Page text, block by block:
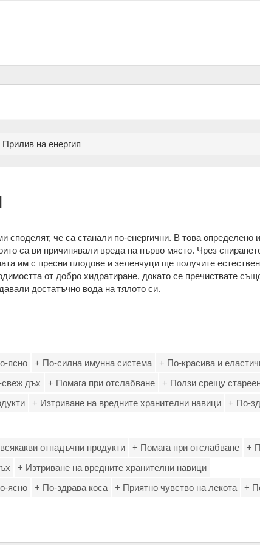
Прилив на енергия
споделят, че са станали по-енергични. В това определено
са ви причинявали вреда на първо място. Чрез
им с пресни плодове и зеленчуци ще получите
от добро хидратиране, докато се пречиствате
достатъчно вода на тялото си.
ясно + По-силна имунна система + По-красива и
дъх + Помага при отслабване + Ползи срещу
+ Изтриване на вредните хранителни навици + По-
отпадъчни продукти + Помага при отслабване
+
+ Изтриване на вредните хранителни навици
ясно
+ По-здрава коса + Приятно чувство на лекота
+